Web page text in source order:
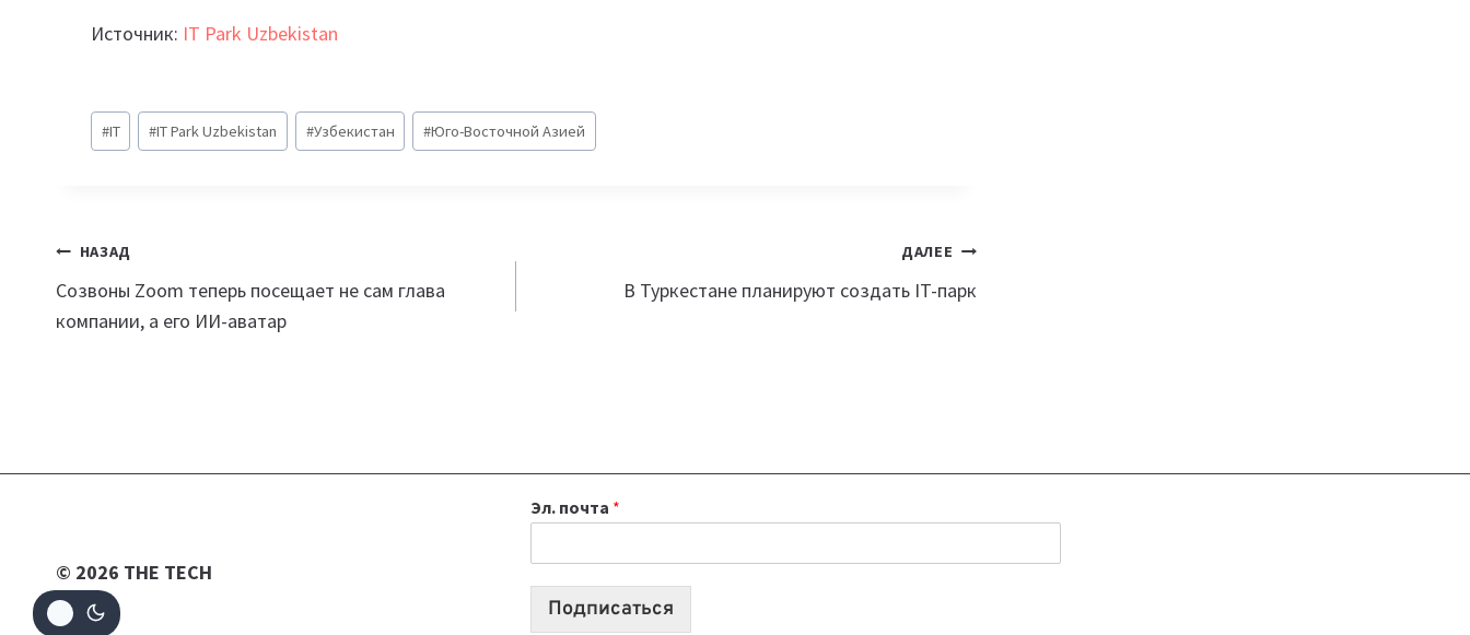
Источник: IT Park Uzbekistan
Метки
записи:
#IT #IT Park Uzbekistan #Узбекистан #Юго-Восточной Азией
Навигация
по
НАЗАД
Созвоны Zoom теперь посещает не сам глава
компании, а его ИИ-аватар
ДАЛЕЕ
В Туркестане планируют создать IT-парк
© 2026 THE TECH
Эл. почта *
Подписаться